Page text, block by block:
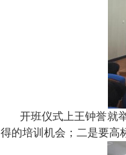
开班仪式上王钟誉就
得的培训机会；二是要高